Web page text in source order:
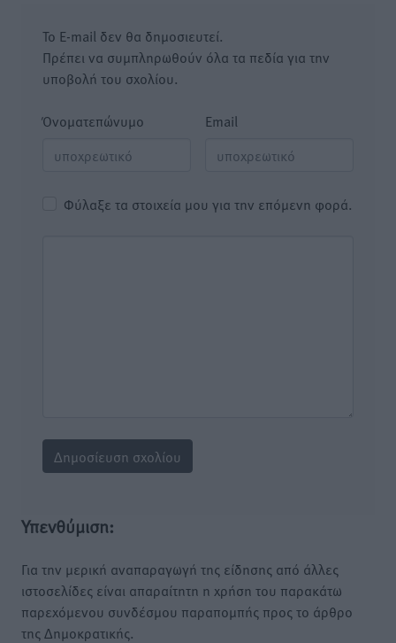
Το E-mail δεν θα δημοσιευτεί.
Πρέπει να συμπληρωθούν όλα τα πεδία για την
υποβολή του σχολίου.
Όνοματεπώνυμο Email
Φύλαξε τα στοιχεία μου για την επόμενη φορά.
Υπενθύμιση:
Για την μερική αναπαραγωγή της είδησης από άλλες
ιστοσελίδες είναι απαραίτητη η χρήση του παρακάτω
παρεχόμενου συνδέσμου παραπομπής προς το άρθρο
της Δημοκρατικής.